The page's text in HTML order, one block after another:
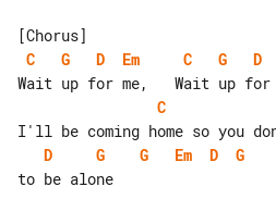
C
G D Em C G D
C
D
G G Em D
G
to be alone